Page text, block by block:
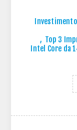
, Top 3
Intel Core da